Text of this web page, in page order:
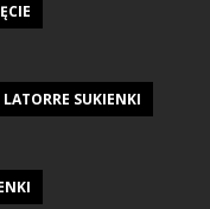
LATORRE SUKIENKI